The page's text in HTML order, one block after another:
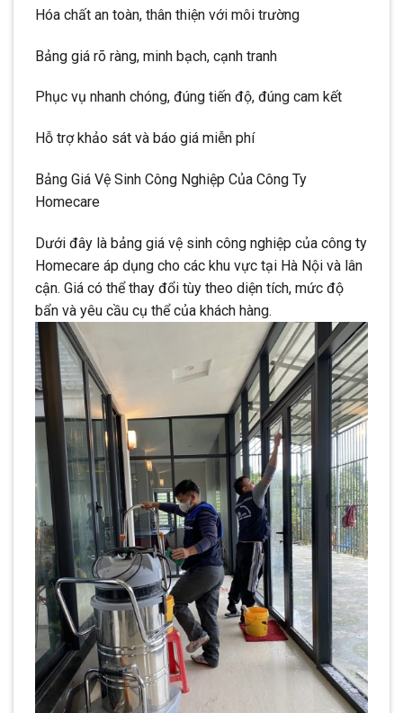
Hóa chất an toàn, thân thiện với môi trường
Bảng giá rõ ràng, minh bạch, cạnh tranh
Phục vụ nhanh chóng, đúng tiến độ, đúng cam kết
Hỗ trợ khảo sát và báo giá miễn phí
Bảng Giá Vệ Sinh Công Nghiệp Của Công Ty
Homecare
Dưới đây là bảng giá vệ sinh công nghiệp của công ty
Homecare áp dụng cho các khu vực tại Hà Nội và lân
cận. Giá có thể thay đổi tùy theo diện tích, mức độ
bẩn và yêu cầu cụ thể của khách hàng.